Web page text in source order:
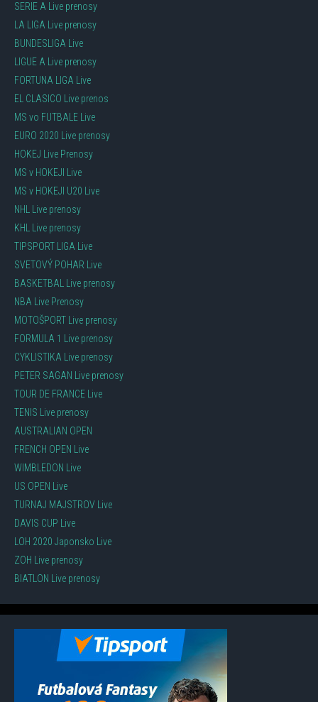
SERIE A Live prenosy
LA LIGA Live prenosy
BUNDESLIGA Live
LIGUE A Live prenosy
FORTUNA LIGA Live
EL CLASICO Live prenos
MS vo FUTBALE Live
EURO 2020 Live prenosy
HOKEJ Live Prenosy
MS v HOKEJI Live
MS v HOKEJI U20 Live
NHL Live prenosy
KHL Live prenosy
TIPSPORT LIGA Live
SVETOVÝ POHAR Live
BASKETBAL Live prenosy
NBA Live Prenosy
MOTOŠPORT Live prenosy
FORMULA 1 Live prenosy
CYKLISTIKA Live prenosy
PETER SAGAN Live prenosy
TOUR DE FRANCE Live
TENIS Live prenosy
AUSTRALIAN OPEN
FRENCH OPEN Live
WIMBLEDON Live
US OPEN Live
TURNAJ MAJSTROV Live
DAVIS CUP Live
LOH 2020 Japonsko Live
ZOH Live prenosy
BIATLON Live prenosy